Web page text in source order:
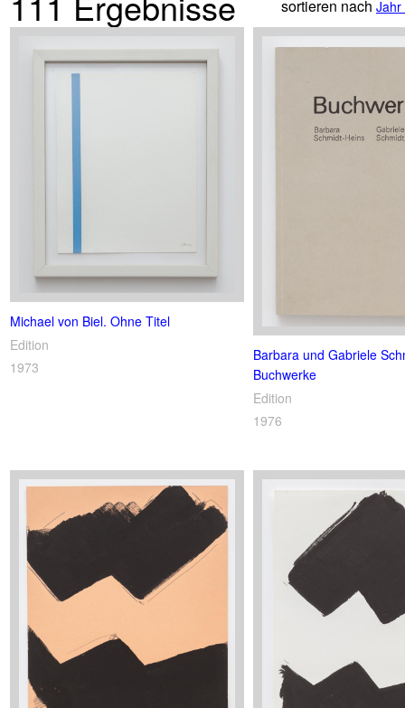
sortieren nach Jahr
Michael von Biel. Ohne Titel
Edition
1973
Barbara und Gabriele
Buchwerke
Edition
1976